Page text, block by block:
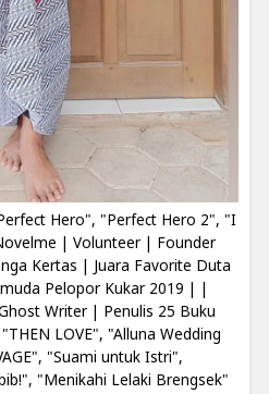
Hero", "Perfect Hero 2", "I
| Volunteer | Founder
Kertas | Juara Favorite Duta
Pelopor Kukar 2019 | |
Writer | Penulis 25 Buku
LOVE", "Alluna Wedding
"Suami untuk Istri",
"Menikahi Lelaki Brengsek"